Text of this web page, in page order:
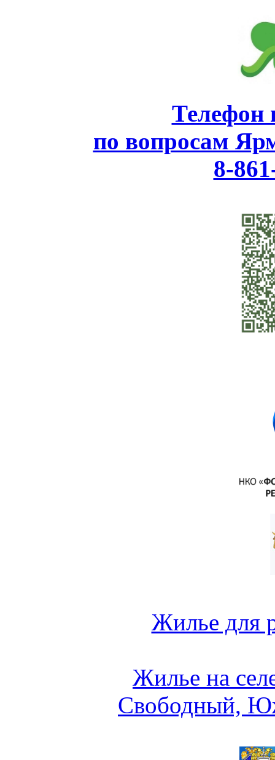
Телефон
по вопросам
8-
Жилье для
Жилье на
Свободный,